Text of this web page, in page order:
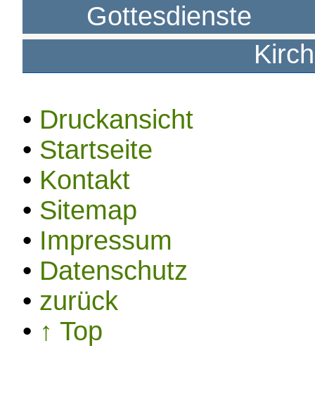
Gottesdienste
• Druckansicht
• Startseite
• Kontakt
• Sitemap
• Impressum
• Datenschutz
• zurück
• ↑ Top